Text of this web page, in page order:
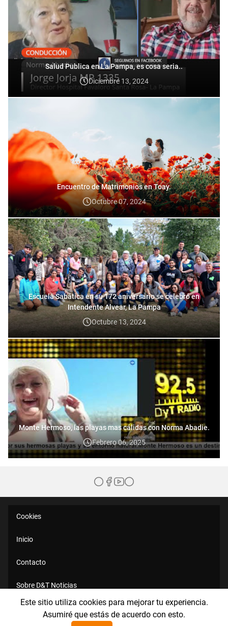
Este sitio utiliza cookies para mejorar tu experiencia.
Asumiré que estás de acuerdo con esto.
Salud Publica en La Pampa, es cosa seria..
Diciembre 13, 2024
Encuentro de Matrimonios en Toay.
Octubre 07, 2024
Escuela Sabática en su 172 aniversario se celebró en
Intendente Alvear, La Pampa
Octubre 13, 2024
Monte Hermoso, las playas mas cálidas con Norma Abadie.
Febrero 06, 2025
Cookies
Inicio
Contacto
Sobre D&T Noticias